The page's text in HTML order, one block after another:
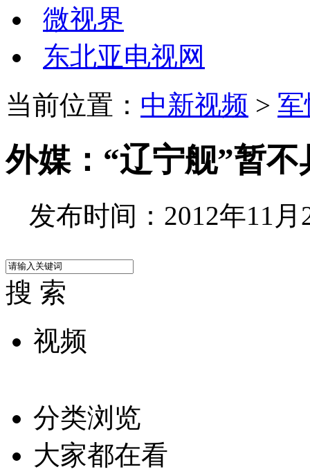
微视界
东北亚电视网
当前位置： 中新视频 >
外媒：“辽宁舰”暂
发布时间：2012年11月
搜 索
视频
分类浏览
大家都在看